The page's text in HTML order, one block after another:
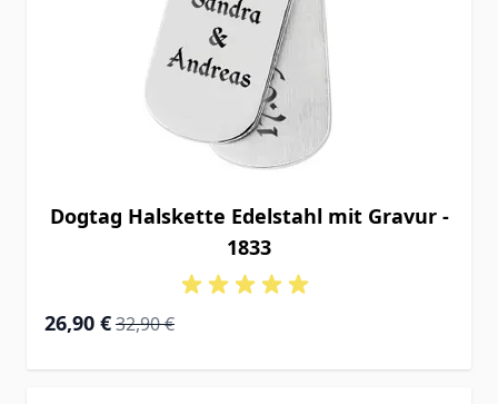
Dogtag Halskette Edelstahl mit Gravur -
1833
Special Price
26,90 € Regular Price
32,90 €